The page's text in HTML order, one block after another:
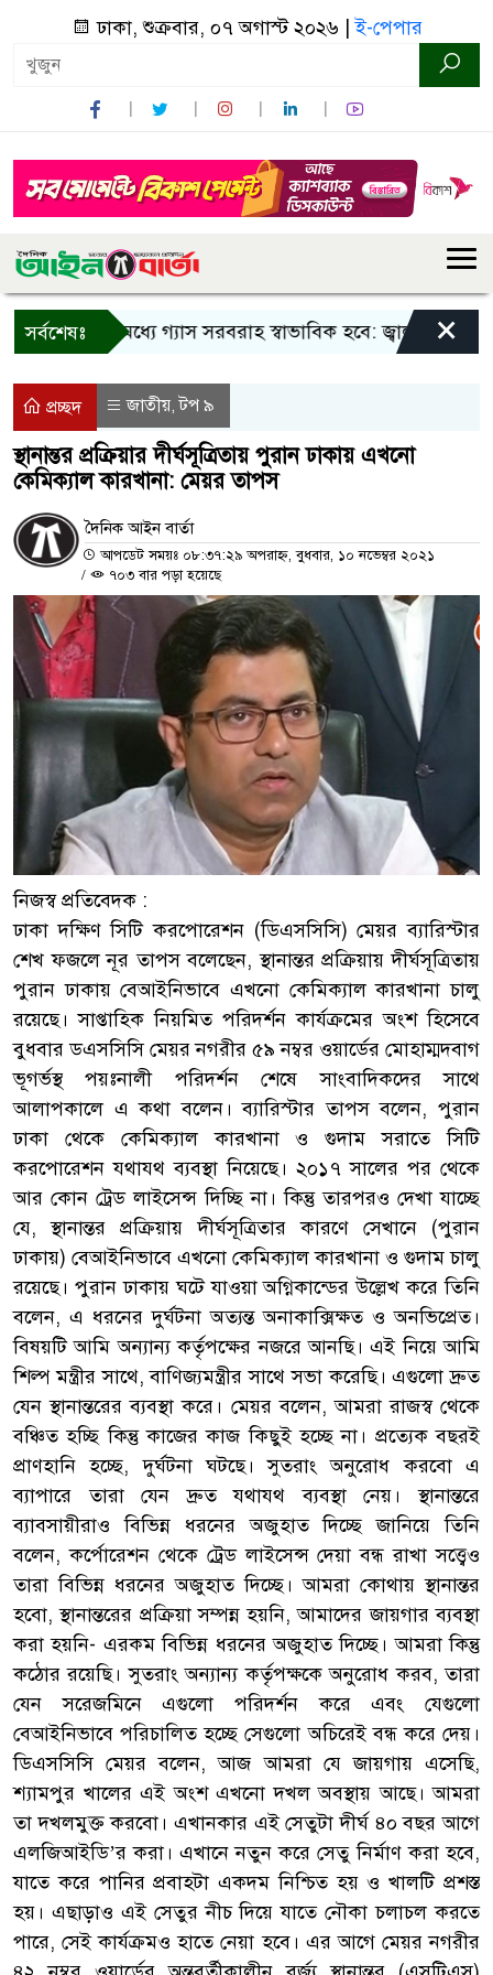
ঢাকা, শুক্রবার, ০৭ অগাস্ট ২০২৬ |ই-পেপার
সর্বশেষঃ
তিন দিনের মধ্যে গ্যাস সরবরাহ স্বাভাবিক হবে: জ্বালানি মন্ত্রী×
প্রচ্ছদ জাতীয়,টপ ৯
স্থানান্তর প্রক্রিয়ার দীর্ঘসূত্রিতায় পুরান ঢাকায় এখনো
কেমিক্যাল কারখানা: মেয়র তাপস
দৈনিক আইন বার্তা
আপডেট সময়ঃ ০৮:৩৭:২৯ অপরাহ্ন, বুধবার, ১০ নভেম্বর ২০২১
/
৭০৩ বার পড়া হয়েছে
নিজস্ব প্রতিবেদক :
ঢাকা দক্ষিণ সিটি করপোরেশন (ডিএসসিসি) মেয়র ব্যারিস্টার
শেখ ফজলে নূর তাপস বলেছেন, স্থানান্তর প্রক্রিয়ায় দীর্ঘসূত্রিতায়
পুরান ঢাকায় বেআইনিভাবে এখনো কেমিক্যাল কারখানা চালু
রয়েছে। সাপ্তাহিক নিয়মিত পরিদর্শন কার্যক্রমের অংশ হিসেবে
বুধবার ডএসসিসি মেয়র নগরীর ৫৯ নম্বর ওয়ার্ডের মোহাম্মদবাগ
ভূগর্ভস্থ পয়ঃনালী পরিদর্শন শেষে সাংবাদিকদের সাথে
আলাপকালে এ কথা বলেন। ব্যারিস্টার তাপস বলেন, পুরান
ঢাকা থেকে কেমিক্যাল কারখানা ও গুদাম সরাতে সিটি
করপোরেশন যথাযথ ব্যবস্থা নিয়েছে। ২০১৭ সালের পর থেকে
আর কোন ট্রেড লাইসেন্স দিচ্ছি না। কিন্তু তারপরও দেখা যাচ্ছে
যে, স্থানান্তর প্রক্রিয়ায় দীর্ঘসূত্রিতার কারণে সেখানে (পুরান
ঢাকায়) বেআইনিভাবে এখনো কেমিক্যাল কারখানা ও গুদাম চালু
রয়েছে। পুরান ঢাকায় ঘটে যাওয়া অগ্নিকান্ডের উল্লেখ করে তিনি
বলেন, এ ধরনের দুর্ঘটনা অত্যন্ত অনাকাক্সিক্ষত ও অনভিপ্রেত।
বিষয়টি আমি অন্যান্য কর্তৃপক্ষের নজরে আনছি। এই নিয়ে আমি
শিল্প মন্ত্রীর সাথে, বাণিজ্যমন্ত্রীর সাথে সভা করেছি। এগুলো দ্রুত
যেন স্থানান্তরের ব্যবস্থা করে। মেয়র বলেন, আমরা রাজস্ব থেকে
বঞ্চিত হচ্ছি কিন্তু কাজের কাজ কিছুই হচ্ছে না। প্রত্যেক বছরই
প্রাণহানি হচ্ছে, দুর্ঘটনা ঘটছে। সুতরাং অনুরোধ করবো এ
ব্যাপারে তারা যেন দ্রুত যথাযথ ব্যবস্থা নেয়। স্থানান্তরে
ব্যাবসায়ীরাও বিভিন্ন ধরনের অজুহাত দিচ্ছে জানিয়ে তিনি
বলেন, কর্পোরেশন থেকে ট্রেড লাইসেন্স দেয়া বন্ধ রাখা সত্ত্বেও
তারা বিভিন্ন ধরনের অজুহাত দিচ্ছে। আমরা কোথায় স্থানান্তর
হবো, স্থানান্তরের প্রক্রিয়া সম্পন্ন হয়নি, আমাদের জায়গার ব্যবস্থা
করা হয়নি- এরকম বিভিন্ন ধরনের অজুহাত দিচ্ছে। আমরা কিন্তু
কঠোর রয়েছি। সুতরাং অন্যান্য কর্তৃপক্ষকে অনুরোধ করব, তারা
যেন সরেজমিনে এগুলো পরিদর্শন করে এবং যেগুলো
বেআইনিভাবে পরিচালিত হচ্ছে সেগুলো অচিরেই বন্ধ করে দেয়।
ডিএসসিসি মেয়র বলেন, আজ আমরা যে জায়গায় এসেছি,
শ্যামপুর খালের এই অংশ এখনো দখল অবস্থায় আছে। আমরা
তা দখলমুক্ত করবো। এখানকার এই সেতুটা দীর্ঘ ৪০ বছর আগে
এলজিআইডি’র করা। এখানে নতুন করে সেতু নির্মাণ করা হবে,
যাতে করে পানির প্রবাহটা একদম নিশ্চিত হয় ও খালটি প্রশস্ত
হয়। এছাড়াও এই সেতুর নীচ দিয়ে যাতে নৌকা চলাচল করতে
পারে, সেই কার্যক্রমও হাতে নেয়া হবে। এর আগে মেয়র নগরীর